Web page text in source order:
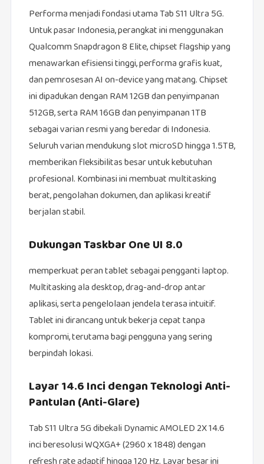
Performa menjadi fondasi utama Tab S11 Ultra 5G.
Untuk pasar Indonesia, perangkat ini menggunakan
Qualcomm Snapdragon 8 Elite, chipset flagship yang
menawarkan efisiensi tinggi, performa grafis kuat,
dan pemrosesan AI on-device yang matang. Chipset
ini dipadukan dengan RAM 12GB dan penyimpanan
512GB, serta RAM 16GB dan penyimpanan 1TB
sebagai varian resmi yang beredar di Indonesia.
Seluruh varian mendukung slot microSD hingga 1.5TB,
memberikan fleksibilitas besar untuk kebutuhan
profesional. Kombinasi ini membuat multitasking
berat, pengolahan dokumen, dan aplikasi kreatif
berjalan stabil.
Dukungan Taskbar One UI 8.0
memperkuat peran tablet sebagai pengganti laptop.
Multitasking ala desktop, drag-and-drop antar
aplikasi, serta pengelolaan jendela terasa intuitif.
Tablet ini dirancang untuk bekerja cepat tanpa
kompromi, terutama bagi pengguna yang sering
berpindah lokasi.
Layar 14.6 Inci dengan Teknologi Anti-
Pantulan (Anti-Glare)
Tab S11 Ultra 5G dibekali Dynamic AMOLED 2X 14.6
inci beresolusi WQXGA+ (2960 x 1848) dengan